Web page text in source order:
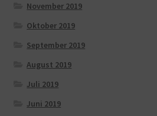
November 2019
Oktober 2019
September 2019
August 2019
Juli 2019
Juni 2019